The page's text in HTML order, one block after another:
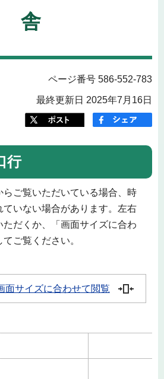
舎
ページ番号 586-552-783
最終更新日 2025年7月16日
行
らご覧いただいている場合、時
いない場合があります。左右
ただくか、「画面サイズに合わ
ご覧ください。
面サイズに合わせて閲覧